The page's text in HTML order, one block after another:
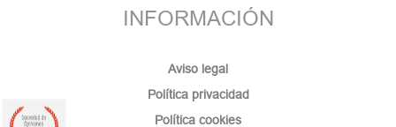
INFORMACIÓN
Aviso legal
Política privacidad
Política cookies